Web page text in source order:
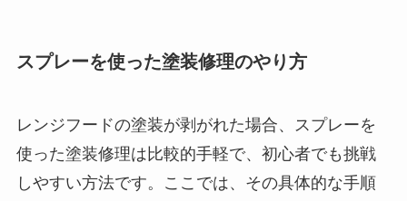
スプレーを使った塗装修理のやり方
レンジフードの塗装が剥がれた場合、スプレーを
使った塗装修理は比較的手軽で、初心者でも挑戦
しやすい方法です。ここでは、その具体的な手順